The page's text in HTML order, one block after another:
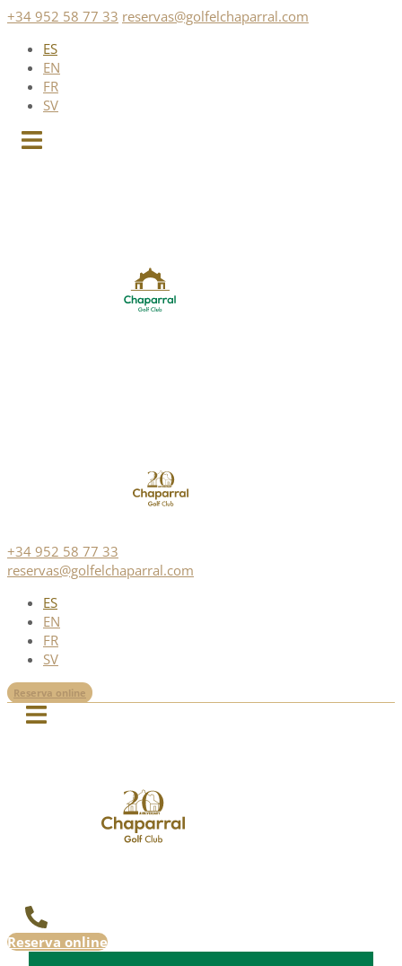
Saltar
contenido
+34 952 58 77 33 reservas@golfelchaparral.com
ES
EN
FR
SV
+34 952 58 77 33
reservas@golfelchaparral.com
ES
EN
FR
SV
Reserva online
Reserva online